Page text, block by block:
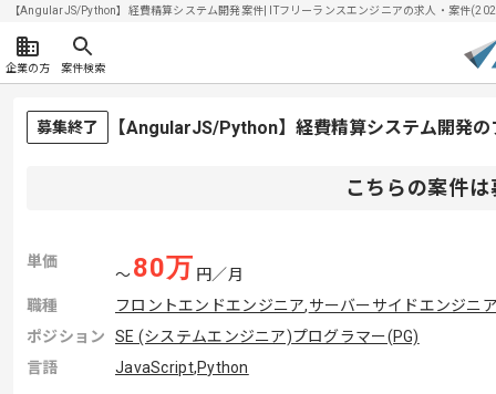
【AngularJS/Python】経費精算システム開発案件| ITフリーランスエンジニアの求人・案件
企業の方 案件検索
募集終了 【AngularJS/Python】経費精算システム開発
こちらの案件
単価
〜80万 円／月
職種
フロントエンドエンジニア,サーバーサイドエンジニ
ポジション
SE (システムエンジニア)プログラマー(PG)
言語
JavaScript,Python